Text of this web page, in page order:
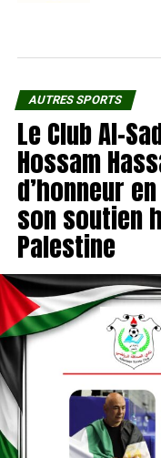
AUTRES SPORTS
Le Club Al-
Hossam
d’honneur
son soutien
Palestine